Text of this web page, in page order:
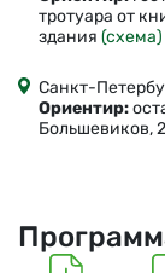
тротуара от
здания (схема)
Санкт-
Ориентир:
Большевиков,